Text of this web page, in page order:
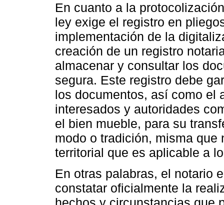
En cuanto a la
ley exige el registro en
implementación de la
creación de un registro
almacenar y consultar los
segura. Este registro debe
los documentos, así como el
interesados y autoridades
el bien mueble, para su
modo o tradición, misma
territorial que es aplicable a
En otras palabras, el notario
constatar oficialmente la